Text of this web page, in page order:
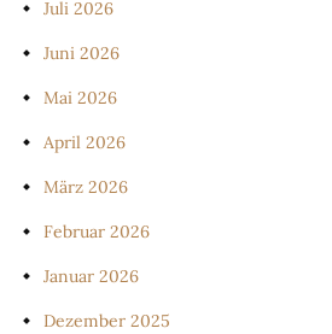
Juli 2026
Juni 2026
Mai 2026
April 2026
März 2026
Februar 2026
Januar 2026
Dezember 2025